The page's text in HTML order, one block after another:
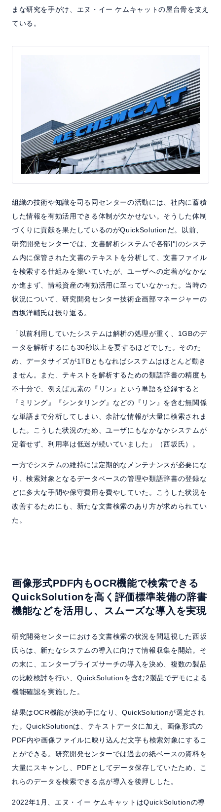
まな研究を手がけ、エヌ・イー ケムキャットの屋台骨を支え
ている。
組織の技術や知識を司る同センターの活動には、社内に蓄積
した情報を有効活用できる体制が欠かせない。そうした体制
づくりに貢献を果たしているのがQuickSolutionだ。以前、
研究開発センターでは、文書解析システムで各部門のシステ
ム内に保管された文書のテキストを分析して、文書ファイル
を検索する仕組みを築いていたが、ユーザへの定着がなかな
か進まず、情報資産の有効活用に至っていなかった。当時の
状況について、研究開発センター技術企画部マネージャーの
西坂洋輔氏は振り返る。
「以前利用していたシステムは解析の処理が重く、1GBのデ
ータを解析するにも30秒以上を要するほどでした。そのた
め、データサイズが1TBともなればシステムはほとんど動き
ません。また、テキストを解析するための類語辞書の精度も
不十分で、例えば元素の『リン』という単語を登録すると
『ミリング』『シンタリング』などの『リン』を含む無関係
な単語まで分析してしまい、余計な情報が大量に検索されま
した。こうした状況のため、ユーザにもなかなかシステムが
定着せず、利用率は低迷が続いていました」（西坂氏）。
一方でシステムの維持には定期的なメンテナンスが必要にな
り、検索対象となるデータベースの管理や類語辞書の登録な
どに多大な手間や保守費用を費やしていた。こうした状況を
改善するためにも、新たな文書検索のあり方が求められてい
た。
画像形式PDF内もOCR機能で検索できる
QuickSolutionを高く評価標準装備の辞書
機能などを活用し、スムーズな導入を実現
研究開発センターにおける文書検索の状況を問題視した西坂
氏らは、新たなシステムの導入に向けて情報収集を開始。そ
の末に、エンタープライズサーチの導入を決め、複数の製品
の比較検討を行い、QuickSolutionを含む2製品でデモによる
機能確認を実施した。
結果はOCR機能が決め手になり、QuickSolutionが選定され
た。QuickSolutionは、テキストデータに加え、画像形式の
PDF内や画像ファイルに映り込んだ文字も検索対象にするこ
とができる。研究開発センターでは過去の紙ベースの資料を
大量にスキャンし、PDFとしてデータ保存していたため、こ
れらのデータを検索できる点が導入を後押しした。
2022年1月、エヌ・イー ケムキャットはQuickSolutionの導